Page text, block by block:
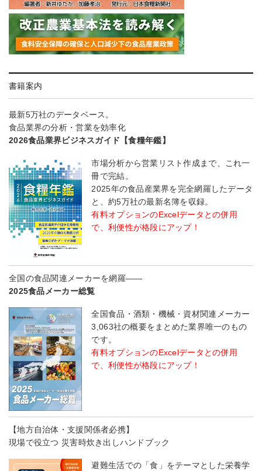
書籍案内
最新5万社のデータベース。
食品業界の分析・営業を効率化
2026食品業界ビジネスガイド【食糧年鑑】
市場分析から営業リスト作成まで、これ一
冊で完結。
2025年の食品産業界を完全網羅したデータ
と、約5万社の最新名簿を収録。
有料オプションのExcelデータとの併用
で、利便性が格段にアップ！
全国の食品関連メーカーを網羅――
2025食品メーカー総覧
全国食品・酒類・機械・資材関連メーカー
3,063社の概要をまとめた業界唯一のもの
です。
有料オプションのExcelデータとの併用
で、利便性が格段にアップ！
【地方自治体・支援関係者必携】
現場で役立つ 災害時炊き出しハンドブック
避難生活での「食」をテーマとした栄養学